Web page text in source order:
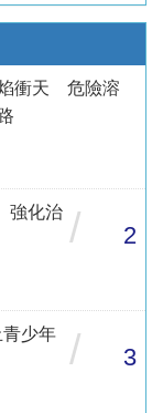
衝天 危險溶
強化治 / 2
少年
/ 3